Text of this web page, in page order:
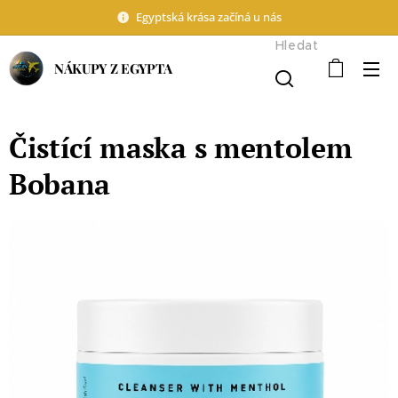
Egyptská krása začíná u nás
NÁKUPY Z EGYPTA
Hledat
Čistící maska s mentolem
Bobana